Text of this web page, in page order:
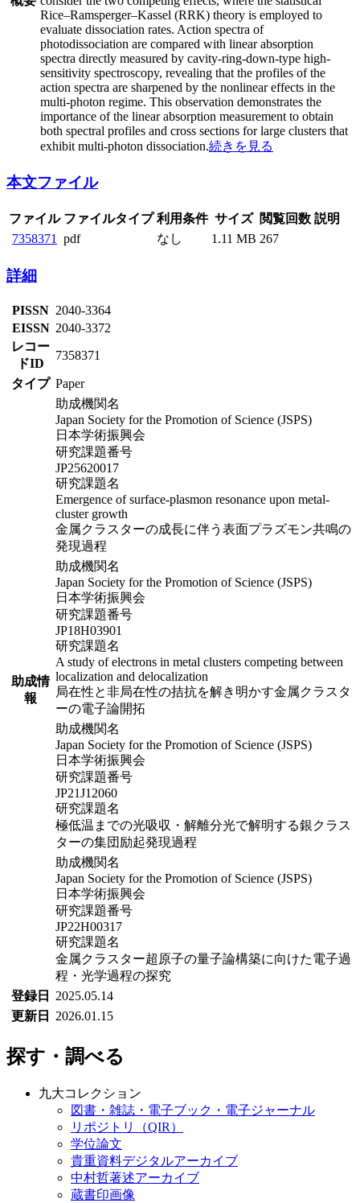
Rice–Ramsperger–Kassel (RRK) theory is employed to
evaluate dissociation rates. Action spectra of
photodissociation are compared with linear absorption
spectra directly measured by cavity-ring-down-type high-
sensitivity spectroscopy, revealing that the profiles of the
action spectra are sharpened by the nonlinear effects in the
multi-photon regime. This observation demonstrates the
importance of the linear absorption measurement to obtain
both spectral profiles and cross sections for large clusters that
exhibit multi-photon dissociation.続きを見る
本文ファイル
ファイル ファイルタイプ 利用条件 サイズ 閲覧回数 説明
7358371
pdf なし 1.11 MB 267
詳細
PISSN 2040-3364
EISSN 2040-3372
レコー
ドID
7358371
タイプ Paper
助成情
報
助成機関名
Japan Society for the Promotion of Science (JSPS)
日本学術振興会
研究課題番号
JP25620017
研究課題名
Emergence of surface-plasmon resonance upon metal-
cluster growth
金属クラスターの成長に伴う表面プラズモン共鳴の
発現過程
助成機関名
Japan Society for the Promotion of Science (JSPS)
日本学術振興会
研究課題番号
JP18H03901
研究課題名
A study of electrons in metal clusters competing between
localization and delocalization
局在性と非局在性の拮抗を解き明かす金属クラスタ
ーの電子論開拓
助成機関名
Japan Society for the Promotion of Science (JSPS)
日本学術振興会
研究課題番号
JP21J12060
研究課題名
極低温までの光吸収・解離分光で解明する銀クラス
ターの集団励起発現過程
助成機関名
Japan Society for the Promotion of Science (JSPS)
日本学術振興会
研究課題番号
JP22H00317
研究課題名
金属クラスター超原子の量子論構築に向けた電子過
程・光学過程の探究
登録日
2025.05.14
更新日
2026.01.15
探す・調べる
九大コレクション
図書・雑誌・電子ブック・電子ジャーナル
リポジトリ（QIR）
学位論文
貴重資料デジタルアーカイブ
中村哲著述アーカイブ
蔵書印画像